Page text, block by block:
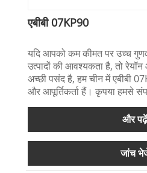
एबीबी 07KP90
यदि आपको कम कीमत पर उच्च
उत्पादों की आवश्यकता है, तो
अच्छी पसंद है, हम चीन में एबीबी
और आपूर्तिकर्ता हैं। कृपया हमसे
और पढ़ें
जांच